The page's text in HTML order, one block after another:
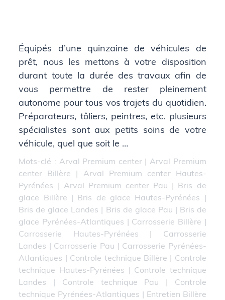
Équipés d’une quinzaine de véhicules de
prêt, nous les mettons à votre disposition
durant toute la durée des travaux afin de
vous permettre de rester pleinement
autonome pour tous vos trajets du quotidien.
Préparateurs, tôliers, peintres, etc. plusieurs
spécialistes sont aux petits soins de votre
véhicule, quel que soit le …
Mots-clé : Arval Premium center|Arval Premium
center Billère | Arval Premium center Hautes-
Pyrénées | Arval Premium center Pau | Bris de
glace Billère | Bris de glace Hautes-Pyrénées |
Bris de glace Landes | Bris de glace Pau | Bris de
glace Pyrénées-Atlantiques | Carrosserie Billère |
Carrosserie Hautes-Pyrénées | Carrosserie
Landes | Carrosserie Pau | Carrosserie Pyrénées-
Atlantiques | Controle technique Billère | Controle
technique Hautes-Pyrénées | Controle technique
Landes | Controle technique Pau | Controle
technique Pyrénées-Atlantiques | Entretien Billère